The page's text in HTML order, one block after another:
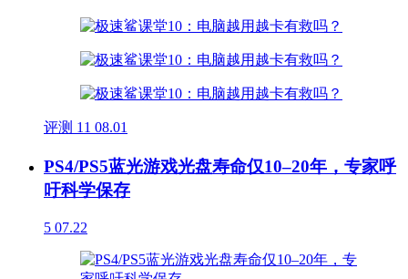
评测 11 08.01
PS4/PS5蓝光游戏光盘寿命仅10–20年，专家呼
吁科学保存
5 07.22